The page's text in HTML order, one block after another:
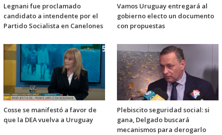
Legnani fue proclamado
candidato a intendente por el
Partido Socialista en Canelones
Vamos Uruguay entregará al
gobierno electo un documento
con propuestas
Cosse se manifestó a favor de
que la DEA vuelva a Uruguay
Plebiscito seguridad social: si
gana, Delgado buscará
mecanismos para derogarlo